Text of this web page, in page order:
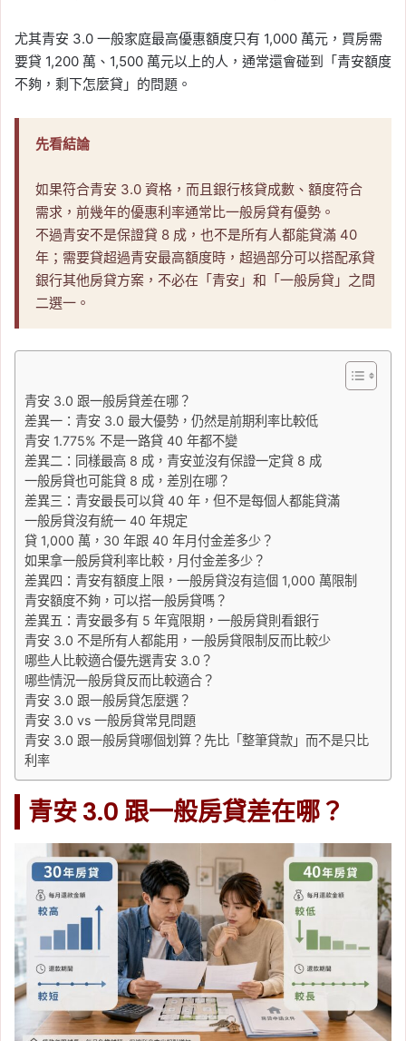
尤其青安 3.0 一般家庭最高優惠額度只有 1,000 萬元，買房需
要貸 1,200 萬、1,500 萬元以上的人，通常還會碰到「青安額度
不夠，剩下怎麼貸」的問題。
先看結論
如果符合青安 3.0 資格，而且銀行核貸成數、額度符合
需求，前幾年的優惠利率通常比一般房貸有優勢。
不過青安不是保證貸 8 成，也不是所有人都能貸滿 40
年；需要貸超過青安最高額度時，超過部分可以搭配承貸
銀行其他房貸方案，不必在「青安」和「一般房貸」之間
二選一。
青安 3.0 跟一般房貸差在哪？
差異一：青安 3.0 最大優勢，仍然是前期利率比較低
青安 1.775% 不是一路貸 40 年都不變
差異二：同樣最高 8 成，青安並沒有保證一定貸 8 成
一般房貸也可能貸 8 成，差別在哪？
差異三：青安最長可以貸 40 年，但不是每個人都能貸滿
一般房貸沒有統一 40 年規定
貸 1,000 萬，30 年跟 40 年月付金差多少？
如果拿一般房貸利率比較，月付金差多少？
差異四：青安有額度上限，一般房貸沒有這個 1,000 萬限制
青安額度不夠，可以搭一般房貸嗎？
差異五：青安最多有 5 年寬限期，一般房貸則看銀行
青安 3.0 不是所有人都能用，一般房貸限制反而比較少
哪些人比較適合優先選青安 3.0？
哪些情況一般房貸反而比較適合？
青安 3.0 跟一般房貸怎麼選？
青安 3.0 vs 一般房貸常見問題
青安 3.0 跟一般房貸哪個划算？先比「整筆貸款」而不是只比
利率
青安 3.0 跟一般房貸差在哪？